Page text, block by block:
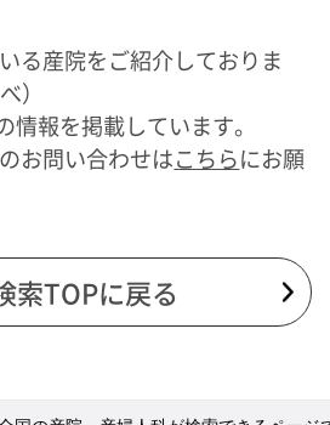
る産院をご紹介しておりま
）
報を掲載しています。
お問い合わせはこちらにお願
索TOPに戻る